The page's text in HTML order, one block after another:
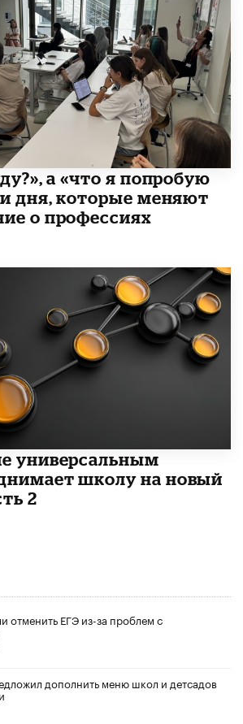
а «что я попробую
дня, которые меняют
о профессиях
универсальным
школу на новый
2
отменить ЕГЭ из-за проблем с
дополнить меню школ и детсадов